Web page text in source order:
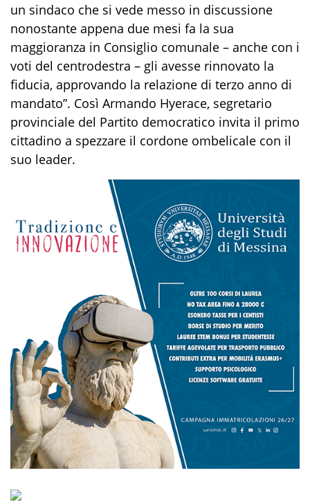
un sindaco che si vede messo in discussione
nonostante appena due mesi fa la sua
maggioranza in Consiglio comunale – anche con i
voti del centrodestra – gli avesse rinnovato la
fiducia, approvando la relazione di terzo anno di
mandato”. Così Armando Hyerace, segretario
provinciale del Partito democratico invita il primo
cittadino a spezzare il cordone ombelicale con il
suo leader.